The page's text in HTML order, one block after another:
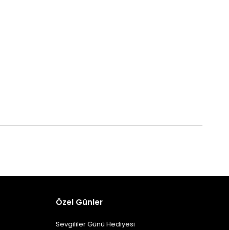
Özel Günler
Sevgililer Günü Hediyesi